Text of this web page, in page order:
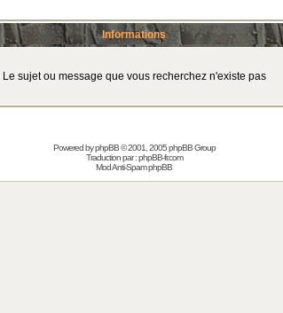
Informations
Le sujet ou message que vous recherchez n'existe pas
Powered byphpBB© 2001, 2005 phpBB Group
Traduction par :phpBB-fr.com
Mod Anti-Spam phpBB